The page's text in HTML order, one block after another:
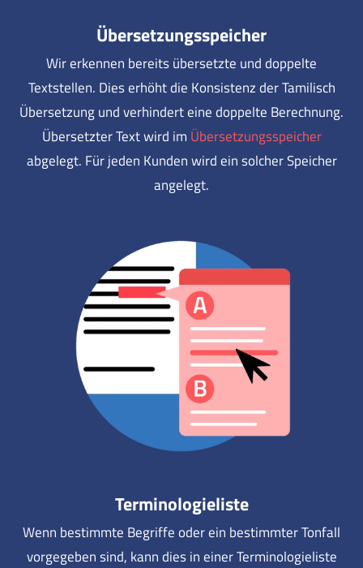
Übersetzungsspeicher
Wir erkennen bereits übersetzte und doppelte
Textstellen. Dies erhöht die Konsistenz der Tamilisch
Übersetzung und verhindert eine doppelte Berechnung.
Übersetzter Text wird im Übersetzungsspeicher
abgelegt. Für jeden Kunden wird ein solcher Speicher
angelegt.
Terminologieliste
Wenn bestimmte Begriffe oder ein bestimmter Tonfall
vorgegeben sind, kann dies in einer Terminologieliste